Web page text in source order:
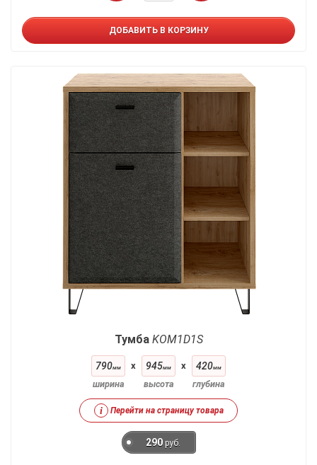
ДОБАВИТЬ В КОРЗИНУ
Тумба KOM1D1S
790мм
ширина
x 945мм
высота
x 420мм
глубина
i Перейти на страницу товара
290 руб.